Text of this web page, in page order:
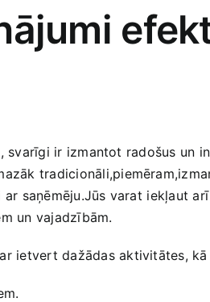
ir izmantot radošus ⁣un
saņēmēju.Jūs varat ⁢iekļaut
un vajadzībām.
ietvert dažādas aktivitātes, kā